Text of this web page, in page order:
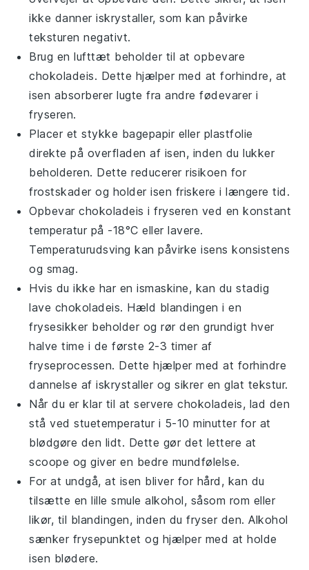
ikke danner iskrystaller, som kan påvirke
teksturen negativt.
Brug en lufttæt beholder til at opbevare
chokoladeis. Dette hjælper med at forhindre, at
isen absorberer lugte fra andre fødevarer i
fryseren.
Placer et stykke bagepapir eller plastfolie
direkte på overfladen af isen, inden du lukker
beholderen. Dette reducerer risikoen for
frostskader og holder isen friskere i længere tid.
Opbevarchokoladeis i fryseren ved en konstant
temperatur på -18°C eller lavere.
Temperaturudsving kan påvirke isens konsistens
og smag.
Hvis du ikke har en ismaskine, kan du stadig
lave chokoladeis. Hæld blandingen i en
frysesikker beholder og rør den grundigt hver
halve time i de første 2-3 timer af
fryseprocessen. Dette hjælper med at forhindre
dannelse af iskrystaller og sikrer en glat tekstur.
Når du er klar til at serverechokoladeis, lad den
stå ved stuetemperatur i 5-10 minutter for at
blødgøre den lidt. Dette gør det lettere at
scoope og giver en bedre mundfølelse.
For at undgå, at isen bliver for hård, kan du
tilsætte en lille smule alkohol, såsom rom eller
likør, til blandingen, inden du fryser den. Alkohol
sænker frysepunktet og hjælper med at holde
isen blødere.